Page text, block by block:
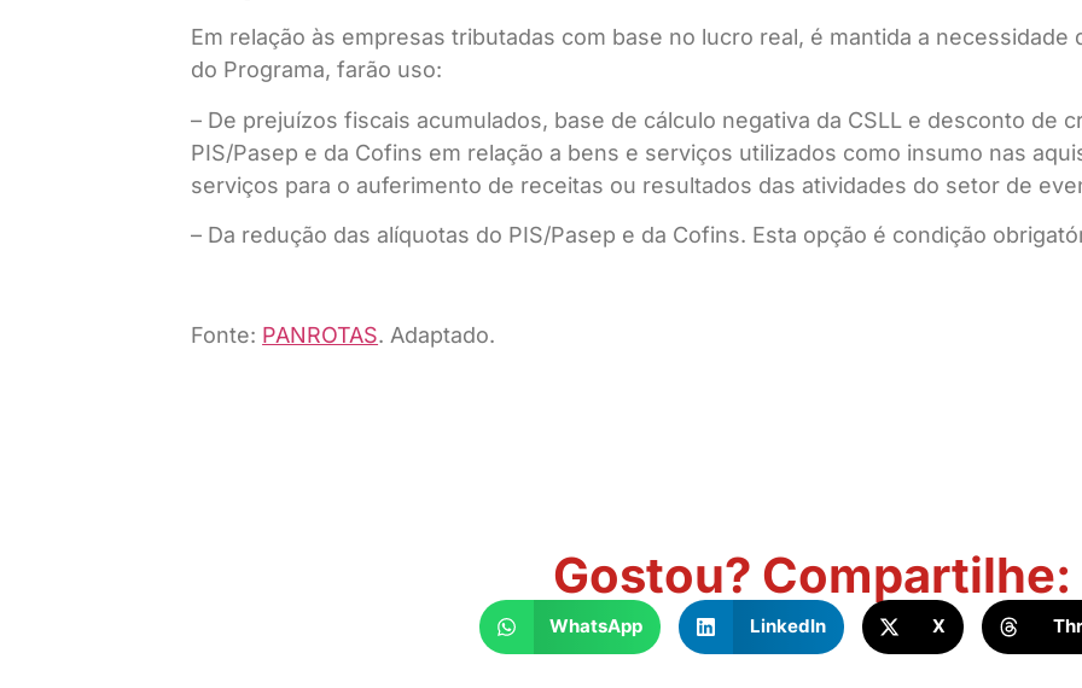
Em relação às empresas tributadas com base no lucro real, é mantida a
do Programa, farão uso:
– De prejuízos fiscais acumulados, base de cálculo negativa da CSLL e desconto de
PIS/Pasep e da Cofins em relação a bens e serviços utilizados como insumo nas
serviços para o auferimento de receitas ou resultados das atividades do setor de
– Da redução das alíquotas do PIS/Pasep e da Cofins. Esta opção é condição
Fonte: PANROTAS. Adaptado.
Gostou? Compartilhe:
WhatsApp LinkedIn X